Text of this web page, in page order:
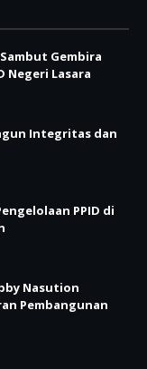
Gembira
Negeri Lasara
Integritas dan
PPID di
Nasution
Pembangunan